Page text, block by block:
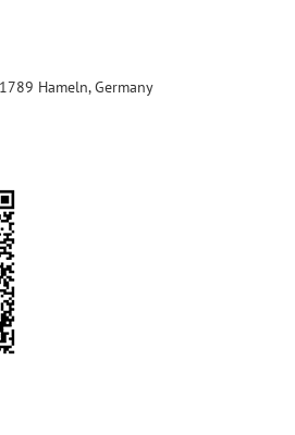
Hameln, Germany